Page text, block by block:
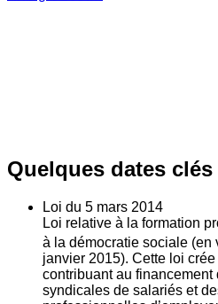
Quelques dates clés
Loi du 5 mars 2014
Loi relative à la formation
à la démocratie sociale (en
janvier 2015). Cette loi
contribuant au
syndicales de salariés et